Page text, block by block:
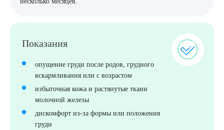
Показания
опущение груди после родов, грудного
вскармливания или с возрастом
избыточная кожа и растянутые ткани
молочной железы
дискомфорт из-за формы или положения
груди